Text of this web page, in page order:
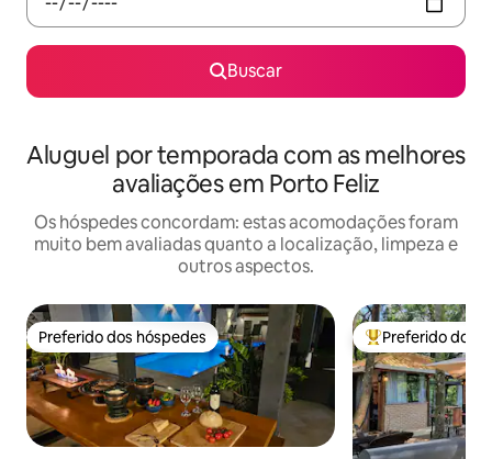
Buscar
Aluguel por temporada com as melhores
avaliações em Porto Feliz
Os hóspedes concordam: estas acomodações foram
muito bem avaliadas quanto a localização, limpeza e
outros aspectos.
Preferido dos hóspedes
Preferido dos hóspedes Entre os
Preferido dos